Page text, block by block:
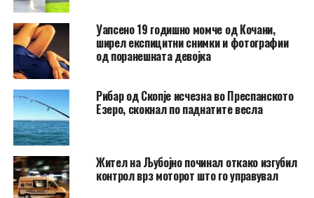
Уапсено 19 годишно момче од Кочани,
ширел експицитни снимки и фотографии
од поранешната девојка
Рибар од Скопје исчезна во Преспанското
Езеро, скокнал по паднатите весла
Жител на Љубојно починал откако изгубил
контрол врз моторот што го управувал